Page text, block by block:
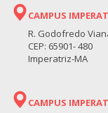
CAMPUS
R. Godofredo
CEP: 65901- 480
Imperatriz-MA
CAMPUS